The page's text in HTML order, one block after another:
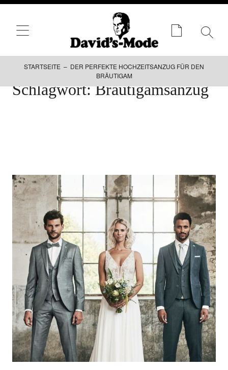
Inhalt
STARTSEITE – DER PERFEKTE HOCHZEITSANZUG FÜR DEN
BRÄUTIGAM
Schlagwort:Bräutigamsanzug